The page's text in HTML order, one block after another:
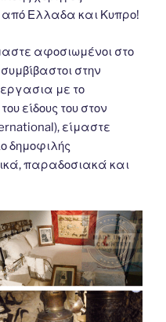
Ελλαδα και Κυπρο!
αφοσιωμένοι στο
στην
με το
είδους του στον
είμαστε
δημοφιλής
παραδοσιακά και